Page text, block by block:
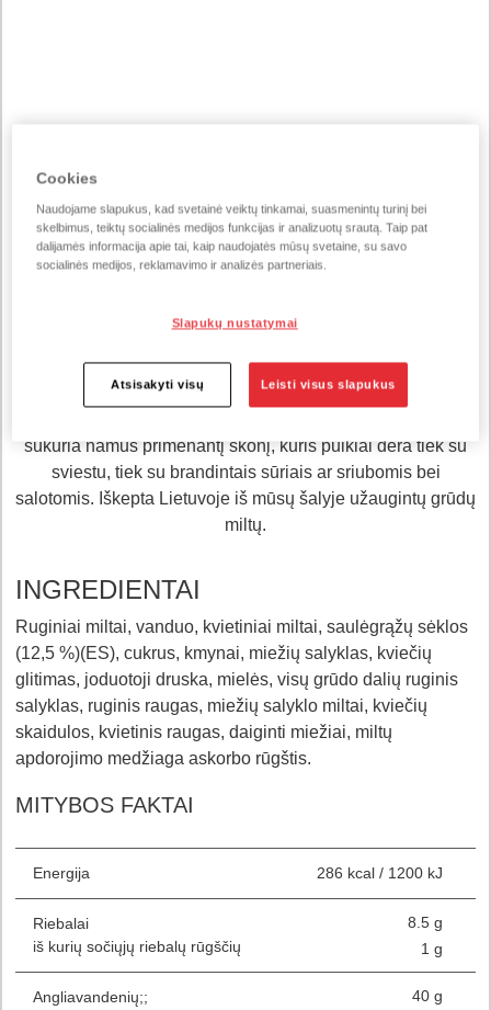
Močiutės juoda duona su
saulėgrąžomis, 450 g​
išliekantį sotumo jausmą, o saulėgrąžos – vertingų
nesočiųjų riebalų, vitamino E ir magnio šaltinis, palankus
sukuria namus primenantį skonį, kuris puikiai dera tiek su
sviestu, tiek su brandintais sūriais ar sriubomis bei
salotomis. Iškepta Lietuvoje iš mūsų šalyje užaugintų grūdų
miltų.
INGREDIENTAI
Ruginiai miltai, vanduo, kvietiniai miltai, saulėgrąžų sėklos
(12,5 %)(ES), cukrus, kmynai, miežių salyklas, kviečių
glitimas, joduotoji druska, mielės, visų grūdo dalių ruginis
salyklas, ruginis raugas, miežių salyklo miltai, kviečių
skaidulos, kvietinis raugas, daiginti miežiai, miltų
apdorojimo medžiaga askorbo rūgštis.
MITYBOS FAKTAI
Energija 286 kcal / 1200 kJ
Riebalai
iš kurių sočiųjų riebalų rūgščių
8.5 g
1 g
Angliavandenių;;
40 g
Cookies
Naudojame slapukus, kad svetainė veiktų tinkamai, suasmenintų turinį bei
skelbimus, teiktų socialinės medijos funkcijas ir analizuotų srautą. Taip pat
dalijamės informacija apie tai, kaip naudojatės mūsų svetaine, su savo
socialinės medijos, reklamavimo ir analizės partneriais.
Slapukų nustatymai
Atsisakyti visų Leisti visus slapukus